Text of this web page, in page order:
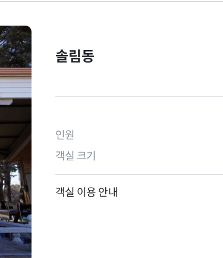
솔림동
인원
객실 크기
객실 이용 안내